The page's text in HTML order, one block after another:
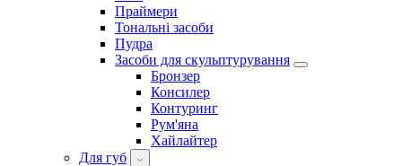
Праймери
Тональні засоби
Пудра
Засоби для скульптурування
Бронзер
Консилер
Контуринг
Рум'яна
Хайлайтер
Для губ